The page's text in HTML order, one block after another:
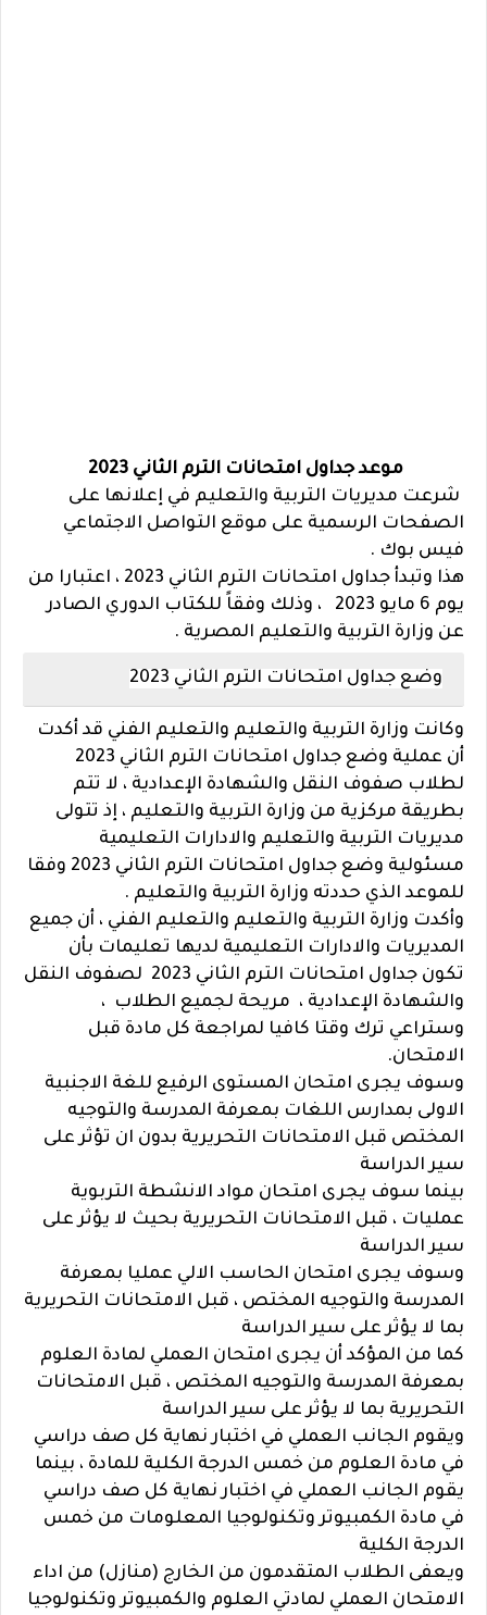
موعد جداول امتحانات الترم الثاني 2023
شرعت مديريات التربية والتعليم في إعلانها على
الصفحات الرسمية على موقع التواصل الاجتماعي
فيس بوك .
هذا وتبدأ جداول امتحانات الترم الثاني 2023 ، اعتبارا من
يوم 6 مايو 2023 ، وذلك وفقاً للكتاب الدوري الصادر
عن وزارة التربية والتعليم المصرية .
وضع جداول امتحانات الترم الثاني 2023
وكانت وزارة التربية والتعليم والتعليم الفني قد أكدت
أن عملية وضع جداول امتحانات الترم الثاني 2023
لطلاب صفوف النقل والشهادة الإعدادية ، لا تتم
بطريقة مركزية من وزارة التربية والتعليم ، إذ تتولى
مديريات التربية والتعليم والادارات التعليمية
مسئولية وضع جداول امتحانات الترم الثاني 2023 وفقا
للموعد الذي حددته وزارة التربية والتعليم .
وأكدت وزارة التربية والتعليم والتعليم الفني ، أن جميع
المديريات والادارات التعليمية لديها تعليمات بأن
تكون جداول امتحانات الترم الثاني 2023 لصفوف النقل
والشهادة الإعدادية ، مريحة لجميع الطلاب ،
وستراعي ترك وقتا كافيا لمراجعة كل مادة قبل
الامتحان.
وسوف يجرى امتحان المستوى الرفيع للغة الاجنبية
الاولى بمدارس اللغات بمعرفة المدرسة والتوجيه
المختص قبل الامتحانات التحريرية بدون ان تؤثر على
سير الدراسة
بينما سوف يجرى امتحان مواد الانشطة التربوية
عمليات ، قبل الامتحانات التحريرية بحيث لا يؤثر على
سير الدراسة
وسوف يجرى امتحان الحاسب الالي عمليا بمعرفة
المدرسة والتوجيه المختص ، قبل الامتحانات التحريرية
بما لا يؤثر على سير الدراسة
كما من المؤكد أن يجرى امتحان العملي لمادة العلوم
بمعرفة المدرسة والتوجيه المختص ، قبل الامتحانات
التحريرية بما لا يؤثر على سير الدراسة
ويقوم الجانب العملي في اختبار نهاية كل صف دراسي
في مادة العلوم من خمس الدرجة الكلية للمادة ، بينما
يقوم الجانب العملي في اختبار نهاية كل صف دراسي
في مادة الكمبيوتر وتكنولوجيا المعلومات من خمس
الدرجة الكلية
ويعفى الطلاب المتقدمون من الخارج (منازل) من اداء
الامتحان العملي لمادتي العلوم والكمبيوتر وتكنولوجيا